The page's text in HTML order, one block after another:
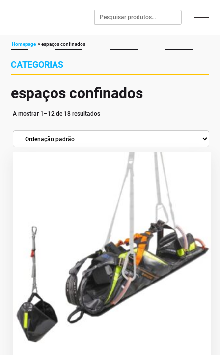
Homepage »espaços confinados
CATEGORIAS
espaços confinados
A mostrar 1–12 de 18 resultados